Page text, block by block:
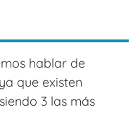
hablar de
que existen
3 las más